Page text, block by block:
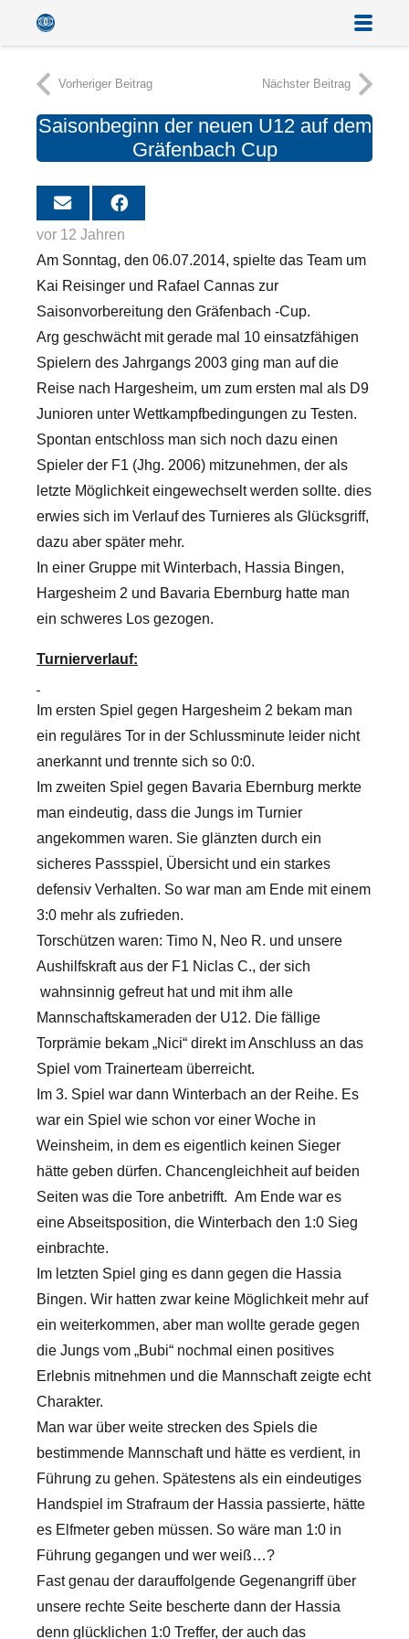
Vorheriger Beitrag Nächster Beitrag
Saisonbeginn der neuen U12 auf dem
Gräfenbach Cup
vor 12 Jahren
Am Sonntag, den 06.07.2014, spielte das Team um
Kai Reisinger und Rafael Cannas zur
Saisonvorbereitung den Gräfenbach -Cup.
Arg geschwächt mit gerade mal 10 einsatzfähigen
Spielern des Jahrgangs 2003 ging man auf die
Reise nach Hargesheim, um zum ersten mal als D9
Junioren unter Wettkampfbedingungen zu Testen.
Spontan entschloss man sich noch dazu einen
Spieler der F1 (Jhg. 2006) mitzunehmen, der als
letzte Möglichkeit eingewechselt werden sollte. dies
erwies sich im Verlauf des Turnieres als Glücksgriff,
dazu aber später mehr.
In einer Gruppe mit Winterbach, Hassia Bingen,
Hargesheim 2 und Bavaria Ebernburg hatte man
ein schweres Los gezogen.
Turnierverlauf:
Im ersten Spiel gegen Hargesheim 2 bekam man
ein reguläres Tor in der Schlussminute leider nicht
anerkannt und trennte sich so 0:0.
Im zweiten Spiel gegen Bavaria Ebernburg merkte
man eindeutig, dass die Jungs im Turnier
angekommen waren. Sie glänzten durch ein
sicheres Passspiel, Übersicht und ein starkes
defensiv Verhalten. So war man am Ende mit einem
3:0 mehr als zufrieden.
Torschützen waren: Timo N, Neo R. und unsere
Aushilfskraft aus der F1 Niclas C., der sich
wahnsinnig gefreut hat und mit ihm alle
Mannschaftskameraden der U12. Die fällige
Torprämie bekam „Nici“ direkt im Anschluss an das
Spiel vom Trainerteam überreicht.
Im 3. Spiel war dann Winterbach an der Reihe. Es
war ein Spiel wie schon vor einer Woche in
Weinsheim, in dem es eigentlich keinen Sieger
hätte geben dürfen. Chancengleichheit auf beiden
Seiten was die Tore anbetrifft. Am Ende war es
eine Abseitsposition, die Winterbach den 1:0 Sieg
einbrachte.
Im letzten Spiel ging es dann gegen die Hassia
Bingen. Wir hatten zwar keine Möglichkeit mehr auf
ein weiterkommen, aber man wollte gerade gegen
die Jungs vom „Bubi“ nochmal einen positives
Erlebnis mitnehmen und die Mannschaft zeigte echt
Charakter.
Man war über weite strecken des Spiels die
bestimmende Mannschaft und hätte es verdient, in
Führung zu gehen. Spätestens als ein eindeutiges
Handspiel im Strafraum der Hassia passierte, hätte
es Elfmeter geben müssen. So wäre man 1:0 in
Führung gegangen und wer weiß…?
Fast genau der darauffolgende Gegenangriff über
unsere rechte Seite bescherte dann der Hassia
denn glücklichen 1:0 Treffer, der auch das